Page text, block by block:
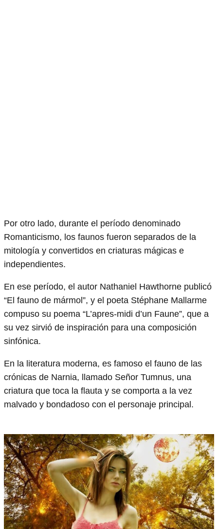
Por otro lado, durante el período denominado
Romanticismo, los faunos fueron separados de la
mitología y convertidos en criaturas mágicas e
independientes.
En ese período, el autor Nathaniel Hawthorne publicó
“El fauno de mármol”, y el poeta Stéphane Mallarme
compuso su poema “L’apres-midi d’un Faune”, que a
su vez sirvió de inspiración para una composición
sinfónica.
En la literatura moderna, es famoso el fauno de las
crónicas de Narnia, llamado Señor Tumnus, una
criatura que toca la flauta y se comporta a la vez
malvado y bondadoso con el personaje principal.